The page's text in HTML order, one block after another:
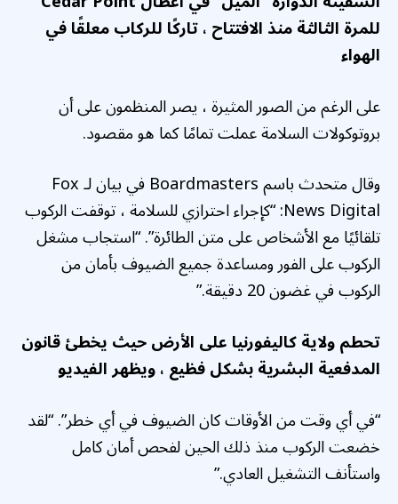
للمرة الثالثة منذ الافتتاح ، تاركًا للركاب معلقًا في
الهواء
على الرغم من الصور المثيرة ، يصر المنظمون على أن
بروتوكولات السلامة عملت تمامًا كما هو مقصود.
وقال متحدث باسم Boardmasters في بيان لـ Fox
News Digital: “كإجراء احترازي للسلامة ، توقفت الركوب
تلقائيًا مع الأشخاص على متن الطائرة”. “استجاب مشغل
الركوب على الفور ومساعدة جميع الضيوف بأمان من
الركوب في غضون 20 دقيقة.”
تحطم ولاية كاليفورنيا على الأرض حيث يخطئ قانون
المدفعية البشرية بشكل فظيع ، ويظهر الفيديو
“في أي وقت من الأوقات كان الضيوف في أي خطر”. “لقد
خضعت الركوب منذ ذلك الحين لفحص أمان كامل
واستأنف التشغيل العادي.”